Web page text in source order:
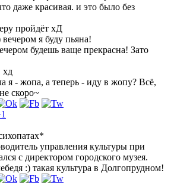
даже красивая. и это было без
пройдёт хД
я буду пьяна!
будешь ваще прекрасна! Зато
хд
я - жопа, а теперь - иду в жопу? Всё,
скоро~
управления культуры при
с директором городского музея.
:) такая культура в Долгопрудном!